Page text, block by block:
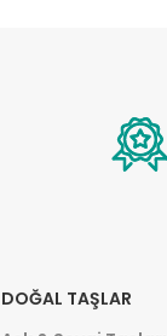
DOĞAL TAŞLAR